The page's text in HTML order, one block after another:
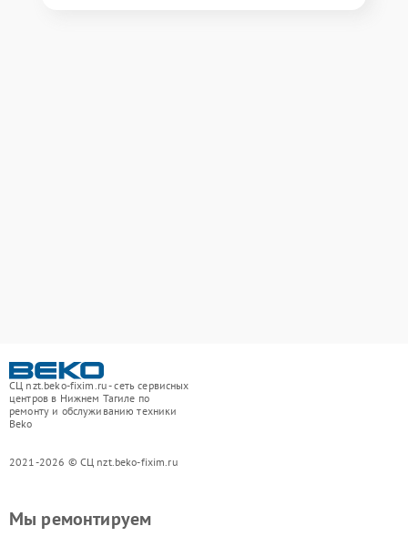
СЦ nzt.beko-fixim.ru - сеть сервисных
центров в Нижнем Тагиле по
ремонту и обслуживанию техники
Beko
2021-2026 © СЦ nzt.beko-fixim.ru
Мы ремонтируем